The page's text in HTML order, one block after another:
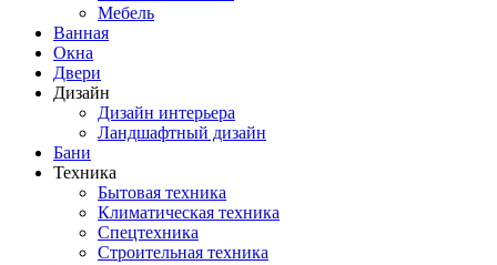
Мебель
Ванная
Окна
Двери
Дизайн
Дизайн интерьера
Ландшафтный дизайн
Бани
Техника
Бытовая техника
Климатическая техника
Спецтехника
Строительная техника